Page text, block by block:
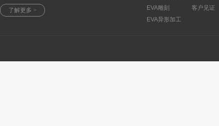
了解更多 >
EVA雕刻
EVA异形加工
客户见证